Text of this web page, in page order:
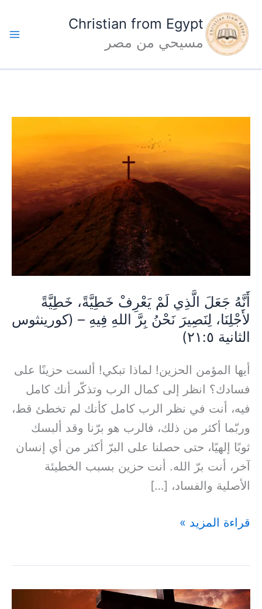
Christian from Egypt
مسيحي من مصر
أَنَّهُ جَعَلَ الَّذِي لَمْ يَعْرِفْ خَطِيَّةً، خَطِيَّةً
لأَجْلِنَا، لِنَصِيرَ نَحْنُ بِرَّ اللهِ فِيهِ – (كورينثوس
الثانية ٢١:٥)
أيها المؤمن الحزين! لماذا تبكي! ألست حزينًا على
فسادك؟ انظر إلى كمال الرب وتذكّر أنك كامل
فيه، أنت في نظر الرب كامل كأنك لم تخطئ قط،
وربّما أكثر من ذلك، فالرب هو برّنا وقد ألبسك
ثوبًا إلهيًا، حتى حصلنا على البرّ أكثر من أي إنسان
آخر، أنت برّ الله. أنت حزين بسبب الخطيئة
الأصلية والفساد، […]
جَعَلَ
الَّذِي
لَمْ
يَعْرِفْ
خَطِيَّةً،
لِنَصِيرَ
نَحْنُ
بِرَّ
اللهِ
(كورينثوس
الثانية
٢١:٥)
قراءة المزيد »
فأخذوا